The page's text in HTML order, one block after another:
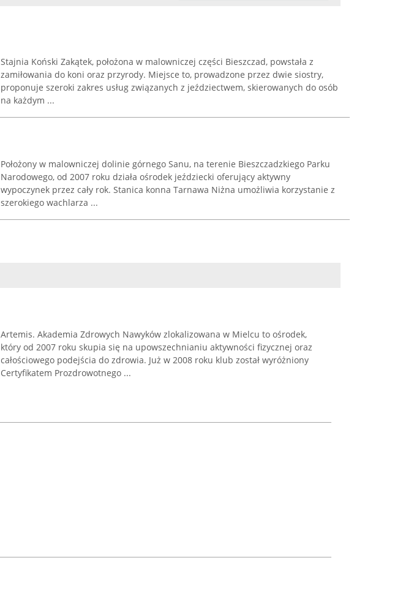
Stajnia Koński Zakątek, położona w malowniczej części Bieszczad, powstała z
zamiłowania do koni oraz przyrody. Miejsce to, prowadzone przez dwie siostry,
proponuje szeroki zakres usług związanych z jeździectwem, skierowanych do osób
na każdym ...
Położony w malowniczej dolinie górnego Sanu, na terenie Bieszczadzkiego Parku
Narodowego, od 2007 roku działa ośrodek jeździecki oferujący aktywny
wypoczynek przez cały rok. Stanica konna Tarnawa Niżna umożliwia korzystanie z
szerokiego wachlarza ...
Artemis. Akademia Zdrowych Nawyków zlokalizowana w Mielcu to ośrodek,
który od 2007 roku skupia się na upowszechnianiu aktywności fizycznej oraz
całościowego podejścia do zdrowia. Już w 2008 roku klub został wyróżniony
Certyfikatem Prozdrowotnego ...